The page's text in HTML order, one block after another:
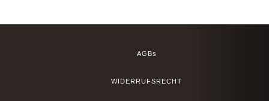
AGBs
WIDERRUFSRECHT